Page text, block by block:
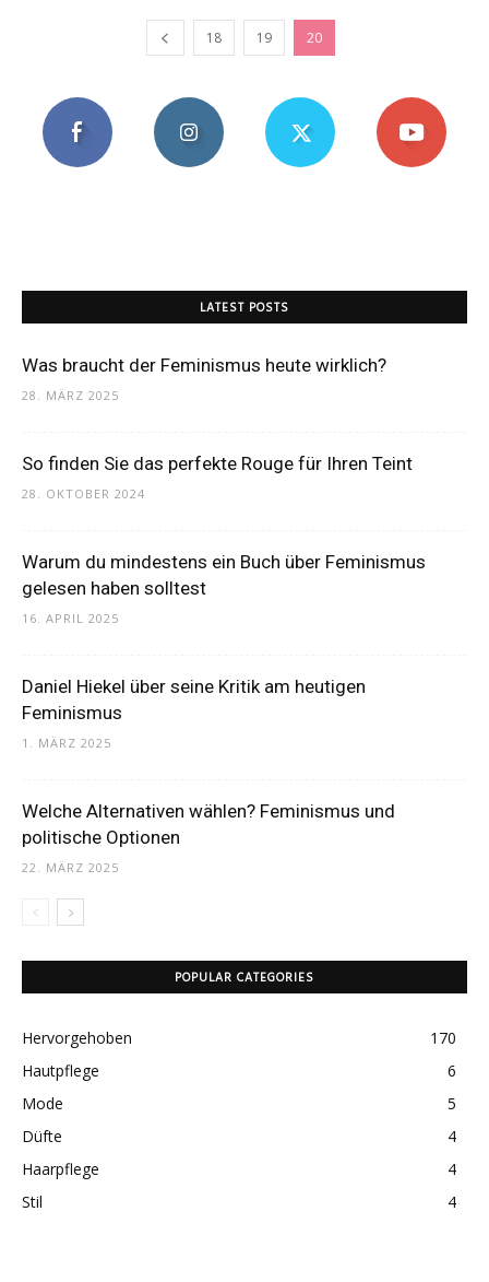
18 19 20
LATEST POSTS
Was braucht der Feminismus heute wirklich?
28. MÄRZ 2025
So finden Sie das perfekte Rouge für Ihren Teint
28. OKTOBER 2024
Warum du mindestens ein Buch über Feminismus
gelesen haben solltest
16. APRIL 2025
Daniel Hiekel über seine Kritik am heutigen
Feminismus
1. MÄRZ 2025
Welche Alternativen wählen? Feminismus und
politische Optionen
22. MÄRZ 2025
POPULAR CATEGORIES
Hervorgehoben
170
Hautpflege
6
Mode
5
Düfte
4
Haarpflege
4
Stil
4